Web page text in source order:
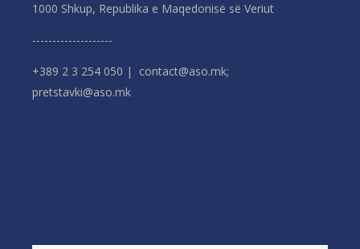
1000 Shkup, Republika e Maqedonisë së Veriut
--------------------
+389 2 3 254 050 | contact@aso.mk;
pretstavki@aso.mk